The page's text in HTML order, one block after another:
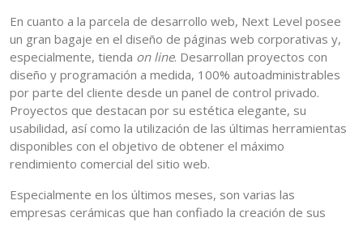
En cuanto a la parcela de desarrollo web, Next Level posee
un gran bagaje en el diseño de páginas web corporativas y,
especialmente, tienda on line. Desarrollan proyectos con
diseño y programación a medida, 100% autoadministrables
por parte del cliente desde un panel de control privado.
Proyectos que destacan por su estética elegante, su
usabilidad, así como la utilización de las últimas herramientas
disponibles con el objetivo de obtener el máximo
rendimiento comercial del sitio web.
Especialmente en los últimos meses, son varias las
empresas cerámicas que han confiado la creación de sus